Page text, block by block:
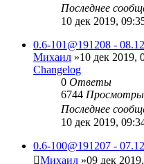
Последнее
10 дек 2019,
0.6-101@191208 -
Михаил »10 дек 2019,
Changelog
0 Ответы
6744 Просмотры
Последнее
10 дек 2019,
0.6-100@191207 -
Михаил »09 дек